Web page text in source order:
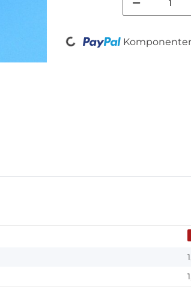
Loading...